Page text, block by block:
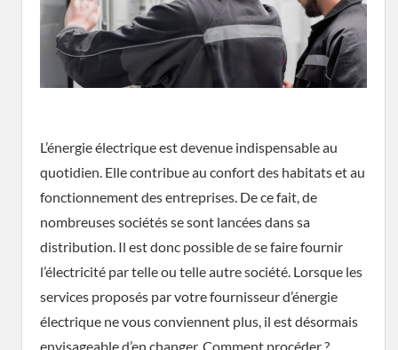
L’énergie électrique est devenue indispensable au
quotidien. Elle contribue au confort des habitats et au
fonctionnement des entreprises. De ce fait, de
nombreuses sociétés se sont lancées dans sa
distribution. Il est donc possible de se faire fournir
l’électricité par telle ou telle autre société. Lorsque les
services proposés par votre fournisseur d’énergie
électrique ne vous conviennent plus, il est désormais
envisageable d’en changer. Comment procéder ?